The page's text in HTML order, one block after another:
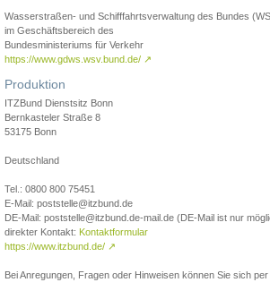
Wasserstraßen- und Schifffahrtsverwaltung des Bundes
im Geschäftsbereich des
Bundesministeriums für Verkehr
https://www.gdws.wsv.bund.de/ ↗
Produktion
ITZBund Dienstsitz Bonn
Bernkasteler Straße 8
53175 Bonn
Deutschland
Tel.: 0800 800 75451
E-Mail: poststelle@itzbund.de
DE-Mail: poststelle@itzbund.de-mail.de (DE-Mail ist nur
direkter Kontakt: Kontaktformular
https://www.itzbund.de/ ↗
Bei Anregungen, Fragen oder Hinweisen können Sie sich per